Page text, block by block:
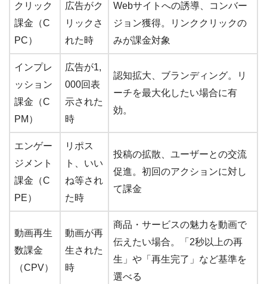
クリック
課金（C
PC）
広告がク
リックさ
れた時
Webサイトへの誘導、コンバー
ジョン獲得。リンククリックの
みが課金対象
インプレ
ッション
課金（C
PM）
広告が1,
000回表
示された
時
認知拡大、ブランディング。リ
ーチを最大化したい場合に有
効。
エンゲー
ジメント
課金（C
PE）
リポス
ト、いい
ね等され
た時
投稿の拡散、ユーザーとの交流
促進。初回のアクションに対し
て課金
動画再生
数課金
（CPV）
動画が再
生された
時
商品・サービスの魅力を動画で
伝えたい場合。「2秒以上の再
生」や「再生完了」など基準を
選べる